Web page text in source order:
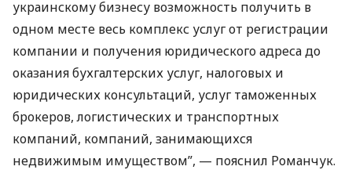
украинскому бизнесу возможность получить в
одном месте весь комплекс услуг от регистрации
компании и получения юридического адреса до
оказания бухгалтерских услуг, налоговых и
юридических консультаций, услуг таможенных
брокеров, логистических и транспортных
компаний, компаний, занимающихся
недвижимым имуществом”, — пояснил Романчук.